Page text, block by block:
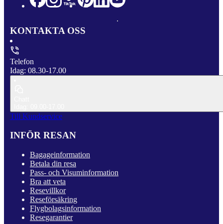
KONTAKTA OSS
Telefon
Idag: 08.30-17.00
Till Kundservice
INFÖR RESAN
Bagageinformation
Betala din resa
Pass- och Visuminformation
Bra att veta
Resevillkor
Reseförsäkring
Flygbolagsinformation
Resegarantier